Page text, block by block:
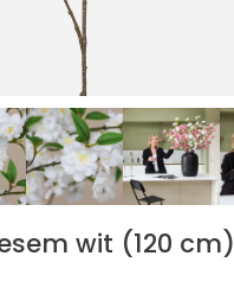
wit (120 cm)